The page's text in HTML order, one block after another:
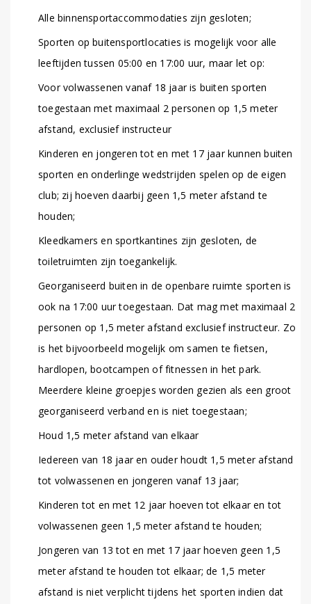
Alle binnensportaccommodaties zijn gesloten;
Sporten op buitensportlocaties is mogelijk voor alle
leeftijden tussen 05:00 en 17:00 uur, maar let op:
Voor volwassenen vanaf 18 jaar is buiten sporten
toegestaan met maximaal 2 personen op 1,5 meter
afstand, exclusief instructeur
Kinderen en jongeren tot en met 17 jaar kunnen buiten
sporten en onderlinge wedstrijden spelen op de eigen
club; zij hoeven daarbij geen 1,5 meter afstand te
houden;
Kleedkamers en sportkantines zijn gesloten, de
toiletruimten zijn toegankelijk.
Georganiseerd buiten in de openbare ruimte sporten is
ook na 17:00 uur toegestaan. Dat mag met maximaal 2
personen op 1,5 meter afstand exclusief instructeur. Zo
is het bijvoorbeeld mogelijk om samen te fietsen,
hardlopen, bootcampen of fitnessen in het park.
Meerdere kleine groepjes worden gezien als een groot
georganiseerd verband en is niet toegestaan;
Houd 1,5 meter afstand van elkaar
Iedereen van 18 jaar en ouder houdt 1,5 meter afstand
tot volwassenen en jongeren vanaf 13 jaar;
Kinderen tot en met 12 jaar hoeven tot elkaar en tot
volwassenen geen 1,5 meter afstand te houden;
Jongeren van 13 tot en met 17 jaar hoeven geen 1,5
meter afstand te houden tot elkaar; de 1,5 meter
afstand is niet verplicht tijdens het sporten indien dat